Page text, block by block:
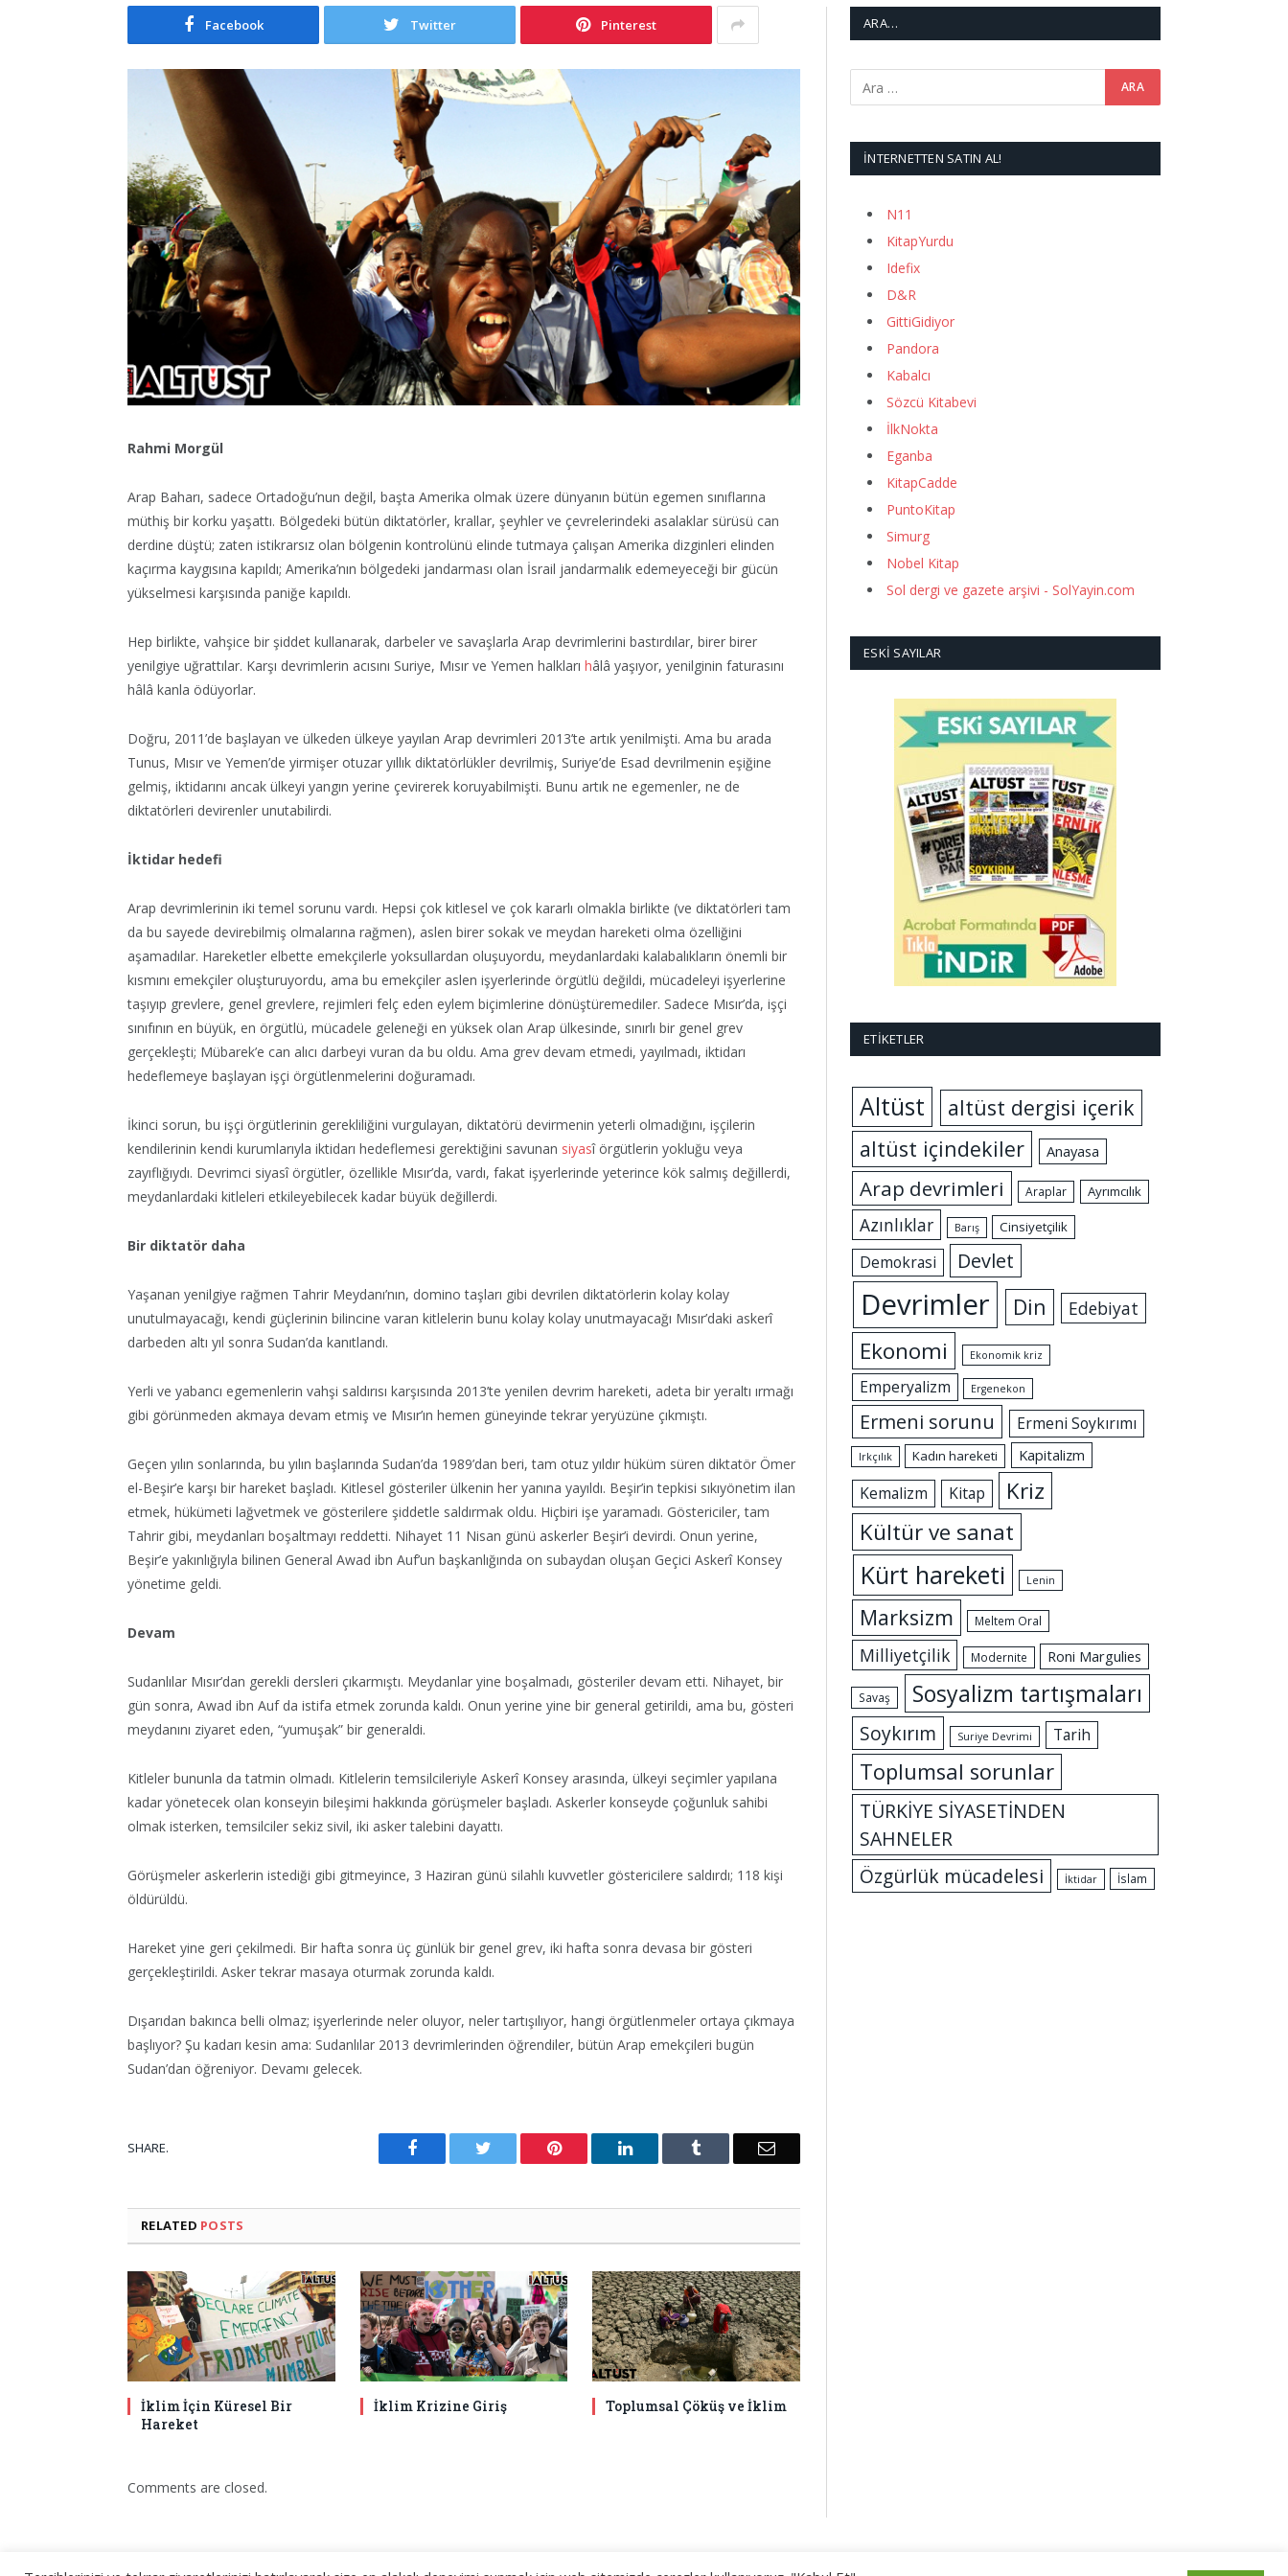
Facebook Twitter Pinterest
Rahmi Morgül
Arap Baharı, sadece Ortadoğu’nun değil, başta Amerika olmak üzere dünyanın bütün egemen sınıflarına
müthiş bir korku yaşattı. Bölgedeki bütün diktatörler, krallar, şeyhler ve çevrelerindeki asalaklar sürüsü can
derdine düştü; zaten istikrarsız olan bölgenin kontrolünü elinde tutmaya çalışan Amerika dizginleri elinden
kaçırma kaygısına kapıldı; Amerika’nın bölgedeki jandarması olan İsrail jandarmalık edemeyeceği bir gücün
yükselmesi karşısında paniğe kapıldı.
Hep birlikte, vahşice bir şiddet kullanarak, darbeler ve savaşlarla Arap devrimlerini bastırdılar, birer birer
yenilgiye uğrattılar. Karşı devrimlerin acısını Suriye, Mısır ve Yemen halkları hâlâ yaşıyor, yenilginin faturasını
hâlâ kanla ödüyorlar.
Doğru, 2011’de başlayan ve ülkeden ülkeye yayılan Arap devrimleri 2013’te artık yenilmişti. Ama bu arada
Tunus, Mısır ve Yemen’de yirmişer otuzar yıllık diktatörlükler devrilmiş, Suriye’de Esad devrilmenin eşiğine
gelmiş, iktidarını ancak ülkeyi yangın yerine çevirerek koruyabilmişti. Bunu artık ne egemenler, ne de
diktatörleri devirenler unutabilirdi.
İktidar hedefi
Arap devrimlerinin iki temel sorunu vardı. Hepsi çok kitlesel ve çok kararlı olmakla birlikte (ve diktatörleri tam
da bu sayede devirebilmiş olmalarına rağmen), aslen birer sokak ve meydan hareketi olma özelliğini
aşamadılar. Hareketler elbette emekçilerle yoksullardan oluşuyordu, meydanlardaki kalabalıkların önemli bir
kısmını emekçiler oluşturuyordu, ama bu emekçiler aslen işyerlerinde örgütlü değildi, mücadeleyi işyerlerine
taşıyıp grevlere, genel grevlere, rejimleri felç eden eylem biçimlerine dönüştüremediler. Sadece Mısır’da, işçi
sınıfının en büyük, en örgütlü, mücadele geleneği en yüksek olan Arap ülkesinde, sınırlı bir genel grev
gerçekleşti; Mübarek’e can alıcı darbeyi vuran da bu oldu. Ama grev devam etmedi, yayılmadı, iktidarı
hedeflemeye başlayan işçi örgütlenmelerini doğuramadı.
İkinci sorun, bu işçi örgütlerinin gerekliliğini vurgulayan, diktatörü devirmenin yeterli olmadığını, işçilerin
kendilerinin kendi kurumlarıyla iktidarı hedeflemesi gerektiğini savunan siyasî örgütlerin yokluğu veya
zayıflığıydı. Devrimci siyasî örgütler, özellikle Mısır’da, vardı, fakat işyerlerinde yeterince kök salmış değillerdi,
meydanlardaki kitleleri etkileyebilecek kadar büyük değillerdi.
Bir diktatör daha
Yaşanan yenilgiye rağmen Tahrir Meydanı’nın, domino taşları gibi devrilen diktatörlerin kolay kolay
unutulmayacağı, kendi güçlerinin bilincine varan kitlelerin bunu kolay kolay unutmayacağı Mısır’daki askerî
darbeden altı yıl sonra Sudan’da kanıtlandı.
Yerli ve yabancı egemenlerin vahşi saldırısı karşısında 2013’te yenilen devrim hareketi, adeta bir yeraltı ırmağı
gibi görünmeden akmaya devam etmiş ve Mısır’ın hemen güneyinde tekrar yeryüzüne çıkmıştı.
Geçen yılın sonlarında, bu yılın başlarında Sudan’da 1989’dan beri, tam otuz yıldır hüküm süren diktatör Ömer
el-Beşir’e karşı bir hareket başladı. Kitlesel gösteriler ülkenin her yanına yayıldı. Beşir’in tepkisi sıkıyönetim ilan
etmek, hükümeti lağvetmek ve gösterilere şiddetle saldırmak oldu. Hiçbiri işe yaramadı. Göstericiler, tam
Tahrir gibi, meydanları boşaltmayı reddetti. Nihayet 11 Nisan günü askerler Beşir’i devirdi. Onun yerine,
Beşir’e yakınlığıyla bilinen General Awad ibn Auf’un başkanlığında on subaydan oluşan Geçici Askerî Konsey
yönetime geldi.
Devam
Sudanlılar Mısır’dan gerekli dersleri çıkarmıştı. Meydanlar yine boşalmadı, gösteriler devam etti. Nihayet, bir
gün sonra, Awad ibn Auf da istifa etmek zorunda kaldı. Onun yerine yine bir general getirildi, ama bu, gösteri
meydanını ziyaret eden, “yumuşak” bir generaldi.
Kitleler bununla da tatmin olmadı. Kitlelerin temsilcileriyle Askerî Konsey arasında, ülkeyi seçimler yapılana
kadar yönetecek olan konseyin bileşimi hakkında görüşmeler başladı. Askerler konseyde çoğunluk sahibi
olmak isterken, temsilciler sekiz sivil, iki asker talebini dayattı.
Görüşmeler askerlerin istediği gibi gitmeyince, 3 Haziran günü silahlı kuvvetler göstericilere saldırdı; 118 kişi
öldürüldü.
Hareket yine geri çekilmedi. Bir hafta sonra üç günlük bir genel grev, iki hafta sonra devasa bir gösteri
gerçekleştirildi. Asker tekrar masaya oturmak zorunda kaldı.
Dışarıdan bakınca belli olmaz; işyerlerinde neler oluyor, neler tartışılıyor, hangi örgütlenmeler ortaya çıkmaya
başlıyor? Şu kadarı kesin ama: Sudanlılar 2013 devrimlerinden öğrendiler, bütün Arap emekçileri bugün
Sudan’dan öğreniyor. Devamı gelecek.
SHARE. Facebook Twitter Pinterest LinkedIn Tumblr Email
RELATED POSTS
İklim İçin Küresel Bir
Hareket
İklim Krizine Giriş Toplumsal Çöküş ve İklim
Comments are closed.
ARA…
İNTERNETTEN SATIN AL!
N11
KitapYurdu
Idefix
D&R
GittiGidiyor
Pandora
Kabalcı
Sözcü Kitabevi
İlkNokta
Eganba
KitapCadde
PuntoKitap
Simurg
Nobel Kitap
Sol dergi ve gazete arşivi - SolYayin.com
ESKI SAYILAR
ETIKETLER
Altüst
altüst dergisi içerik
altüst içindekiler
Anayasa
Arap devrimleri Araplar Ayrımcılık
Azınlıklar Barış Cinsiyetçilik
Demokrasi Devlet
Devrimler Din Edebiyat
Ekonomi Ekonomik kriz
Emperyalizm Ergenekon
Ermeni sorunu Ermeni Soykırımı
Irkçılık Kadın hareketi Kapitalizm
Kemalizm Kitap
Kriz
Kültür ve sanat
Kürt hareketi Lenin
Marksizm Meltem Oral
Milliyetçilik Modernite Roni Margulies
Savaş Sosyalizm tartışmaları
Soykırım Suriye Devrimi Tarih
Toplumsal sorunlar
TÜRKİYE SİYASETİNDEN
SAHNELER
Özgürlük mücadelesi
İktidar İslam